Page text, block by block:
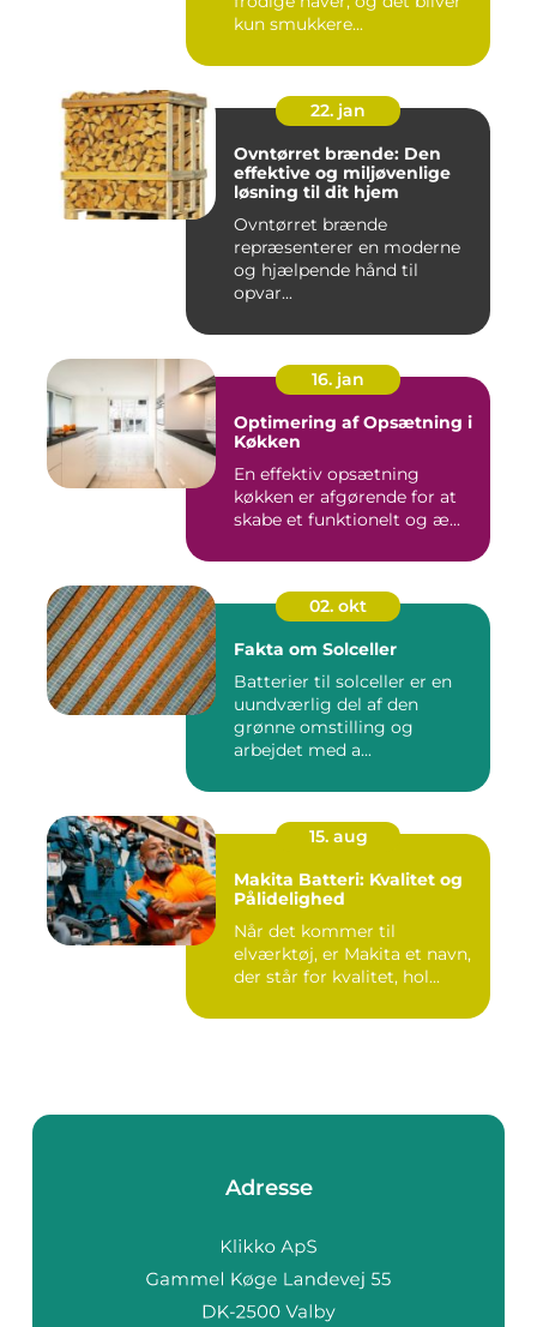
kun smukkere...
22. jan
Ovntørret brænde: Den
effektive og miljøvenlige
løsning til dit hjem
Ovntørret brænde
repræsenterer en moderne
og hjælpende hånd til
opvar...
16. jan
Optimering af Opsætning i
Køkken
En effektiv opsætning
køkken er afgørende for at
skabe et funktionelt og æ...
02. okt
Fakta om Solceller
Batterier til solceller er en
uundværlig del af den
grønne omstilling og
arbejdet med a...
15. aug
Makita Batteri: Kvalitet og
Pålidelighed
Når det kommer til
elværktøj, er Makita et navn,
der står for kvalitet, hol...
Adresse